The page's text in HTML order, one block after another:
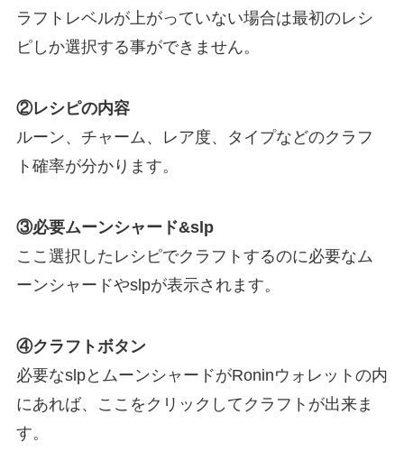
ラフトレベルが上がっていない場合は最初のレシ
ピしか選択する事ができません。
②レシピの内容
ルーン、チャーム、レア度、タイプなどのクラフ
ト確率が分かります。
③必要ムーンシャード&slp
ここ選択したレシピでクラフトするのに必要なム
ーンシャードやslpが表示されます。
④クラフトボタン
必要なslpとムーンシャードがRoninウォレットの内
にあれば、ここをクリックしてクラフトが出来ま
す。